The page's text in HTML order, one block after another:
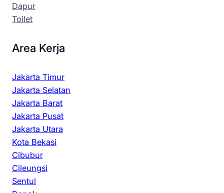
Dapur
Toilet
Area Kerja
Jakarta Timur
Jakarta Selatan
Jakarta Barat
Jakarta Pusat
Jakarta Utara
Kota Bekasi
Cibubur
Cileungsi
Sentul